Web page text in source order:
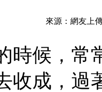
來源：網友上
候，常
收成，過